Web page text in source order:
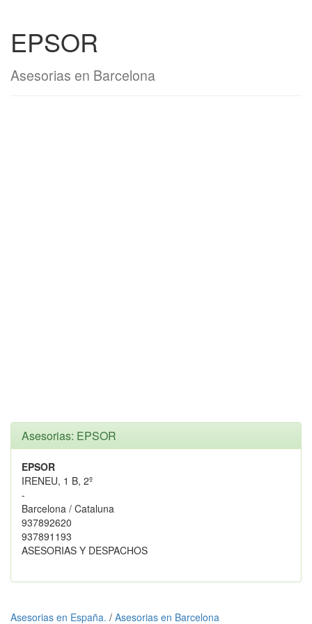
EPSOR
Asesorias en Barcelona
Asesorias: EPSOR
EPSOR
IRENEU, 1 B, 2º
-
Barcelona / Cataluna
937892620
937891193
ASESORIAS Y DESPACHOS
Asesorias en España. / Asesorias en Barcelona